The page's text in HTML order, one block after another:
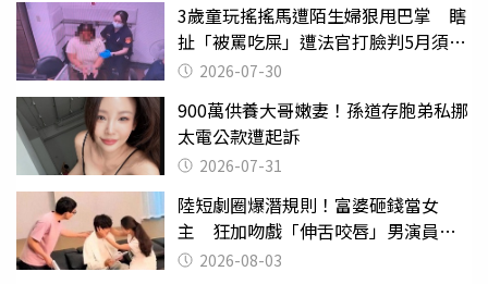
3歲童玩搖搖馬遭陌生婦狠甩巴掌 瞎
扯「被罵吃屎」遭法官打臉判5月須入
監 2026-07-30
900萬供養大哥嫩妻！孫道存胞弟私挪
太電公款遭起訴
2026-07-31
陸短劇圈爆潛規則！富婆砸錢當女
主 狂加吻戲「伸舌咬唇」男演員崩
潰 2026-08-03